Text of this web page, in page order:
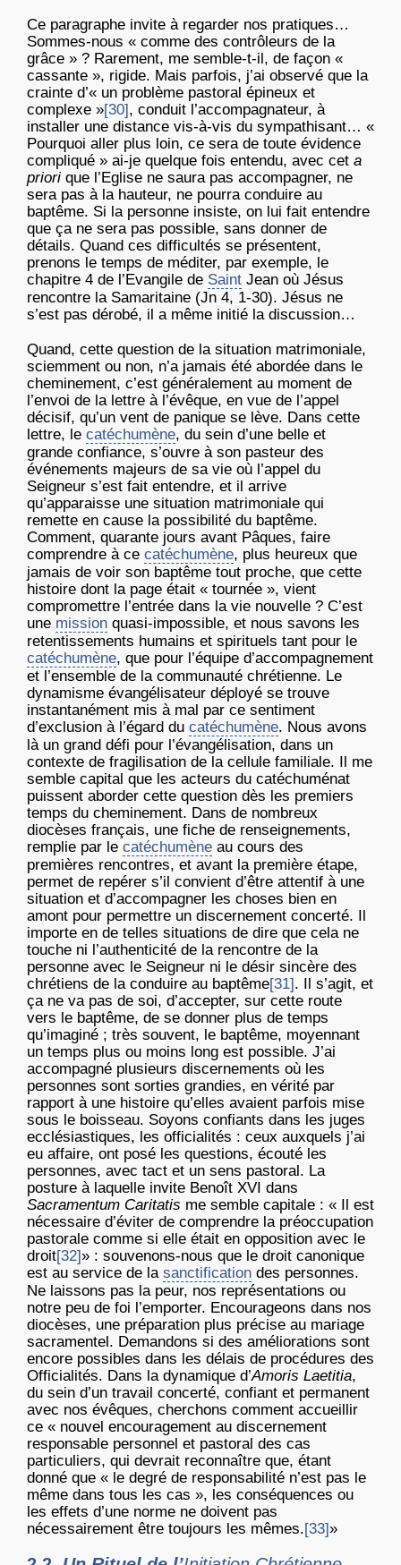
Ce paragraphe invite à regarder nos pratiques…
Sommes-nous « comme des contrôleurs de la
grâce » ? Rarement, me semble-t-il, de façon «
cassante », rigide. Mais parfois, j’ai observé que la
crainte d’« un problème pastoral épineux et
complexe »[30] , conduit l’accompagnateur, à
installer une distance vis-à-vis du sympathisant… «
Pourquoi aller plus loin, ce sera de toute évidence
compliqué » ai-je quelque fois entendu, avec cet a
priori que l’Eglise ne saura pas accompagner, ne
sera pas à la hauteur, ne pourra conduire au
baptême. Si la personne insiste, on lui fait entendre
que ça ne sera pas possible, sans donner de
détails. Quand ces difficultés se présentent,
prenons le temps de méditer, par exemple, le
chapitre 4 de l’Evangile de Saint Jean où Jésus
rencontre la Samaritaine (Jn 4, 1-30). Jésus ne
s’est pas dérobé, il a même initié la discussion…
Quand, cette question de la situation matrimoniale,
sciemment ou non, n’a jamais été abordée dans le
cheminement, c’est généralement au moment de
l’envoi de la lettre à l’évêque, en vue de l’appel
décisif, qu’un vent de panique se lève. Dans cette
lettre, le catéchumène, du sein d’une belle et
grande confiance, s’ouvre à son pasteur des
événements majeurs de sa vie où l’appel du
Seigneur s’est fait entendre, et il arrive
qu’apparaisse une situation matrimoniale qui
remette en cause la possibilité du baptême.
Comment, quarante jours avant Pâques, faire
comprendre à ce catéchumène, plus heureux que
jamais de voir son baptême tout proche, que cette
histoire dont la page était « tournée », vient
compromettre l’entrée dans la vie nouvelle ? C’est
une mission quasi-impossible, et nous savons les
retentissements humains et spirituels tant pour le
catéchumène, que pour l’équipe d’accompagnement
et l’ensemble de la communauté chrétienne. Le
dynamisme évangélisateur déployé se trouve
instantanément mis à mal par ce sentiment
d’exclusion à l’égard du catéchumène. Nous avons
là un grand défi pour l’évangélisation, dans un
contexte de fragilisation de la cellule familiale. Il me
semble capital que les acteurs du catéchuménat
puissent aborder cette question dès les premiers
temps du cheminement. Dans de nombreux
diocèses français, une fiche de renseignements,
remplie par le catéchumène au cours des
premières rencontres, et avant la première étape,
permet de repérer s’il convient d’être attentif à une
situation et d’accompagner les choses bien en
amont pour permettre un discernement concerté. Il
importe en de telles situations de dire que cela ne
touche ni l’authenticité de la rencontre de la
personne avec le Seigneur ni le désir sincère des
chrétiens de la conduire au baptême[31] . Il s’agit, et
ça ne va pas de soi, d’accepter, sur cette route
vers le baptême, de se donner plus de temps
qu’imaginé ; très souvent, le baptême, moyennant
un temps plus ou moins long est possible. J’ai
accompagné plusieurs discernements où les
personnes sont sorties grandies, en vérité par
rapport à une histoire qu’elles avaient parfois mise
sous le boisseau. Soyons confiants dans les juges
ecclésiastiques, les officialités : ceux auxquels j’ai
eu affaire, ont posé les questions, écouté les
personnes, avec tact et un sens pastoral. La
posture à laquelle invite Benoît XVI dans
Sacramentum Caritatis me semble capitale : « Il est
nécessaire d’éviter de comprendre la préoccupation
pastorale comme si elle était en opposition avec le
droit[32]» : souvenons-nous que le droit canonique
est au service de la sanctification des personnes.
Ne laissons pas la peur, nos représentations ou
notre peu de foi l’emporter. Encourageons dans nos
diocèses, une préparation plus précise au mariage
sacramentel. Demandons si des améliorations sont
encore possibles dans les délais de procédures des
Officialités. Dans la dynamique d’Amoris Laetitia,
du sein d’un travail concerté, confiant et permanent
avec nos évêques, cherchons comment accueillir
ce « nouvel encouragement au discernement
responsable personnel et pastoral des cas
particuliers, qui devrait reconnaître que, étant
donné que « le degré de responsabilité n’est pas le
même dans tous les cas », les conséquences ou
les effets d’une norme ne doivent pas
nécessairement être toujours les mêmes.[33]»